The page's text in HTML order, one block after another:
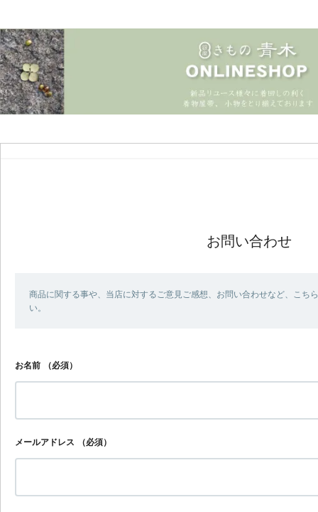
お問い合わせ
商品に関する事や、当店に対するご意見ご感想、お問い合わせなど、こち
い。
お名前 （必須）
メールアドレス （必須）